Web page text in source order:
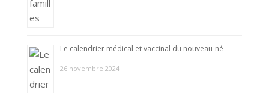
Le calendrier médical et vaccinal du nouveau-né
26 novembre 2024